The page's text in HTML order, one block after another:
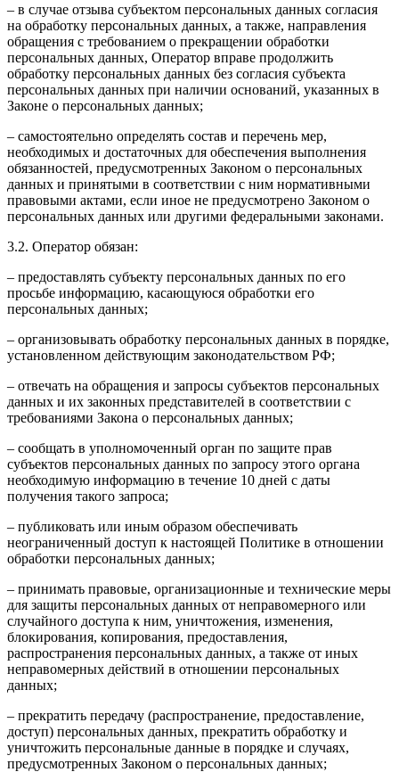
– в случае отзыва субъектом персональных данных согласия
на обработку персональных данных, а также, направления
обращения с требованием о прекращении обработки
персональных данных, Оператор вправе продолжить
обработку персональных данных без согласия субъекта
персональных данных при наличии оснований, указанных в
Законе о персональных данных;
– самостоятельно определять состав и перечень мер,
необходимых и достаточных для обеспечения выполнения
обязанностей, предусмотренных Законом о персональных
данных и принятыми в соответствии с ним нормативными
правовыми актами, если иное не предусмотрено Законом о
персональных данных или другими федеральными законами.
3.2. Оператор обязан:
– предоставлять субъекту персональных данных по его
просьбе информацию, касающуюся обработки его
персональных данных;
– организовывать обработку персональных данных в порядке,
установленном действующим законодательством РФ;
– отвечать на обращения и запросы субъектов персональных
данных и их законных представителей в соответствии с
требованиями Закона о персональных данных;
– сообщать в уполномоченный орган по защите прав
субъектов персональных данных по запросу этого органа
необходимую информацию в течение 10 дней с даты
получения такого запроса;
– публиковать или иным образом обеспечивать
неограниченный доступ к настоящей Политике в отношении
обработки персональных данных;
– принимать правовые, организационные и технические меры
для защиты персональных данных от неправомерного или
случайного доступа к ним, уничтожения, изменения,
блокирования, копирования, предоставления,
распространения персональных данных, а также от иных
неправомерных действий в отношении персональных
данных;
– прекратить передачу (распространение, предоставление,
доступ) персональных данных, прекратить обработку и
уничтожить персональные данные в порядке и случаях,
предусмотренных Законом о персональных данных;